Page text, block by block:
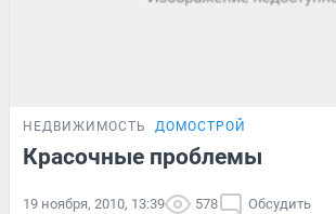
НЕДВИЖИМОСТЬ ДОМОСТРОЙ
Красочные проблемы
19 ноября, 2010, 13:39 578 Обсудить